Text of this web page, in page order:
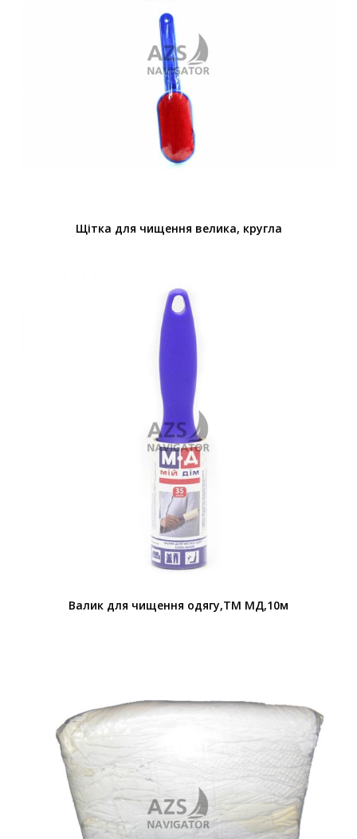
Щітка для чищення велика, кругла
Валик для чищення одягу,TM МД,10м